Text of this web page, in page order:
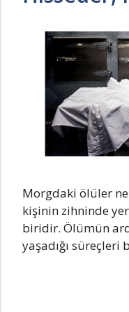
Morgdaki ölüler
kişinin zihninde
biridir. Ölümün
yaşadığı süreçleri